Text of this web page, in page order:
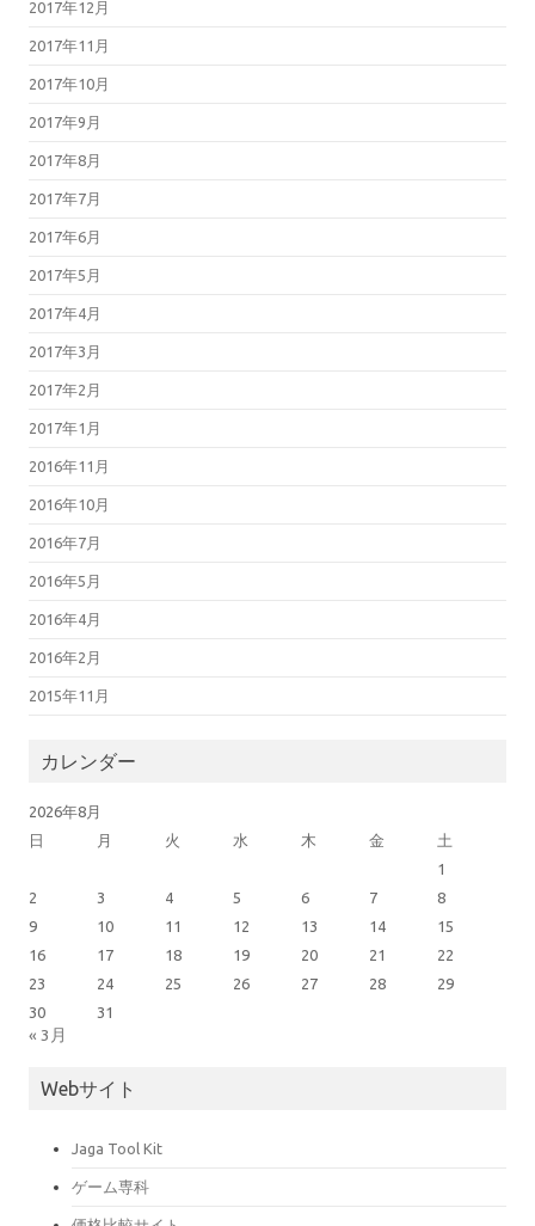
2017年12月
2017年11月
2017年10月
2017年9月
2017年8月
2017年7月
2017年6月
2017年5月
2017年4月
2017年3月
2017年2月
2017年1月
2016年11月
2016年10月
2016年7月
2016年5月
2016年4月
2016年2月
2015年11月
カレンダー
2026年8月
日
月 火 水 木 金
土
1
2
3 4 5 6 7
8
9
10 11 12 13 14
15
16
17 18 19 20 21
22
23
24 25 26 27 28
29
30
31
« 3月
Webサイト
Jaga Tool Kit
ゲーム専科